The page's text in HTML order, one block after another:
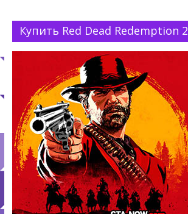
Купить Red Dead Redemption 2